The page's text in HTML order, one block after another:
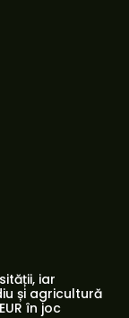
iar
și agricultură
în joc